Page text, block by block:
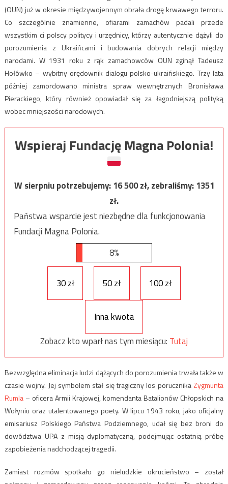
(OUN) już w okresie międzywojennym obrała drogę krwawego terroru.
Co szczególnie znamienne, ofiarami zamachów padali przede
wszystkim ci polscy politycy i urzędnicy, którzy autentycznie dążyli do
porozumienia z Ukraińcami i budowania dobrych relacji między
narodami. W 1931 roku z rąk zamachowców OUN zginął Tadeusz
Hołówko – wybitny orędownik dialogu polsko-ukraińskiego. Trzy lata
później zamordowano ministra spraw wewnętrznych Bronisława
Pierackiego, który również opowiadał się za łagodniejszą polityką
wobec mniejszości narodowych.
Wspieraj Fundację Magna Polonia!
W sierpniu potrzebujemy:16 500zł, zebraliśmy:1351
zł.
Państwa wsparcie jest niezbędne dla funkcjonowania
Fundacji Magna Polonia.
8%
30 zł 50 zł 100 zł
Inna kwota
Zobacz kto wparł nas tym miesiącu: Tutaj
Bezwzględna eliminacja ludzi dążących do porozumienia trwała także w
czasie wojny. Jej symbolem stał się tragiczny los porucznikaZygmunta
Rumla– oficera Armii Krajowej, komendanta Batalionów Chłopskich na
Wołyniu oraz utalentowanego poety. W lipcu 1943 roku, jako oficjalny
emisariusz Polskiego Państwa Podziemnego, udał się bez broni do
dowództwa UPA z misją dyplomatyczną, podejmując ostatnią próbę
zapobieżenia nadchodzącej tragedii.
Zamiast rozmów spotkało go nieludzkie okrucieństwo – został